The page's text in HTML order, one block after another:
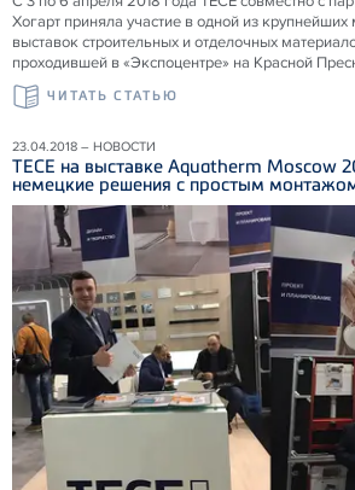
Хогарт приняла участие в одной из
выставок строительных и отделочных
проходившей в «Экспоцентре» на Красной
ЧИТАТЬ СТАТЬЮ
23.04.2018 – НОВОСТИ
ТЕСЕ на выставке Aquatherm Moscow
немецкие решения с простым